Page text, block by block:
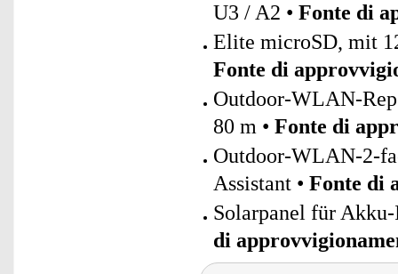
U3 / A2 • Fonte di
Elite microSD, mit
Fonte di
Outdoor-WLAN-
80 m • Fonte di
Outdoor-WLAN-2-
Assistant • Fonte di
Solarpanel für
di